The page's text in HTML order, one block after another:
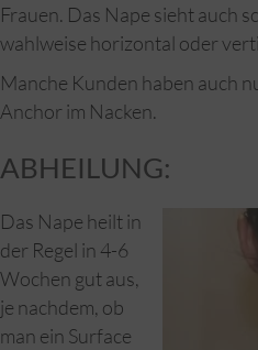
Frauen. Das Nape sieht auch
wahlweise horizontal oder
Manche Kunden haben auch
Anchor im Nacken.
ABHEILUNG:
Das Nape heilt in
der Regel in 4-6
Wochen gut aus,
je nachdem, ob
man ein Surface